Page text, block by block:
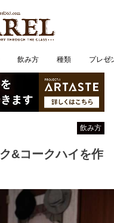
飲み方 種類 プレゼ
飲み方
&コークハイを作